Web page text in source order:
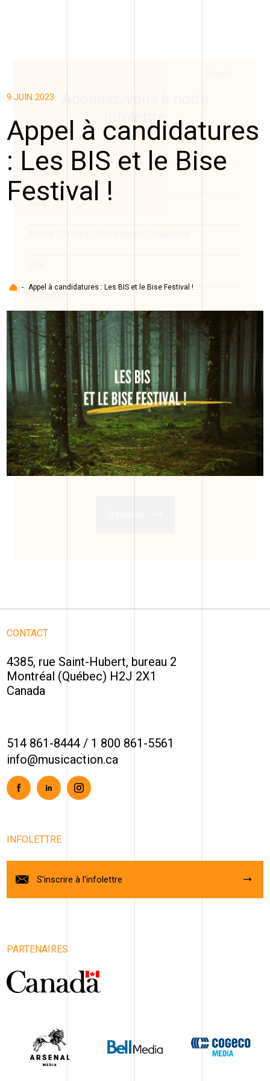
9 JUIN 2023
Appel à candidatures
: Les BIS et le Bise
Festival !
Accueil
- Appel à candidatures : Les BIS et le Bise Festival !
CONTACT
4385, rue Saint-Hubert, bureau 2
Montréal (Québec) H2J 2X1
Canada
514 861-8444 / 1 800 861-5561
info@musicaction.ca
FacebookLinkedinInstagram
INFOLETTRE
S'inscrire à l'infolettre
PARTENAIRES
infolettre
Courriel*
Prénom
Nom
Pays
Genre
Je consens à recevoir des courriels
Oui Non
*Requis